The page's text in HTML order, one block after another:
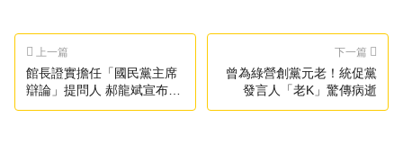
上一篇
館長證實擔任「國民黨主席
辯論」提問人 郝龍斌宣布退
出首場辯論
下一篇
曾為綠營創黨元老！統促黨
發言人「老K」驚傳病逝